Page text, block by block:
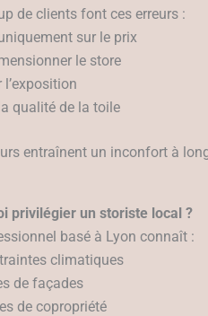
de clients font ces erreurs :
sur le prix
le store
l’exposition
qualité de la toile
entraînent un inconfort à
privilégier un storiste local ?
basé à Lyon connaît :
climatiques
de façades
de copropriété